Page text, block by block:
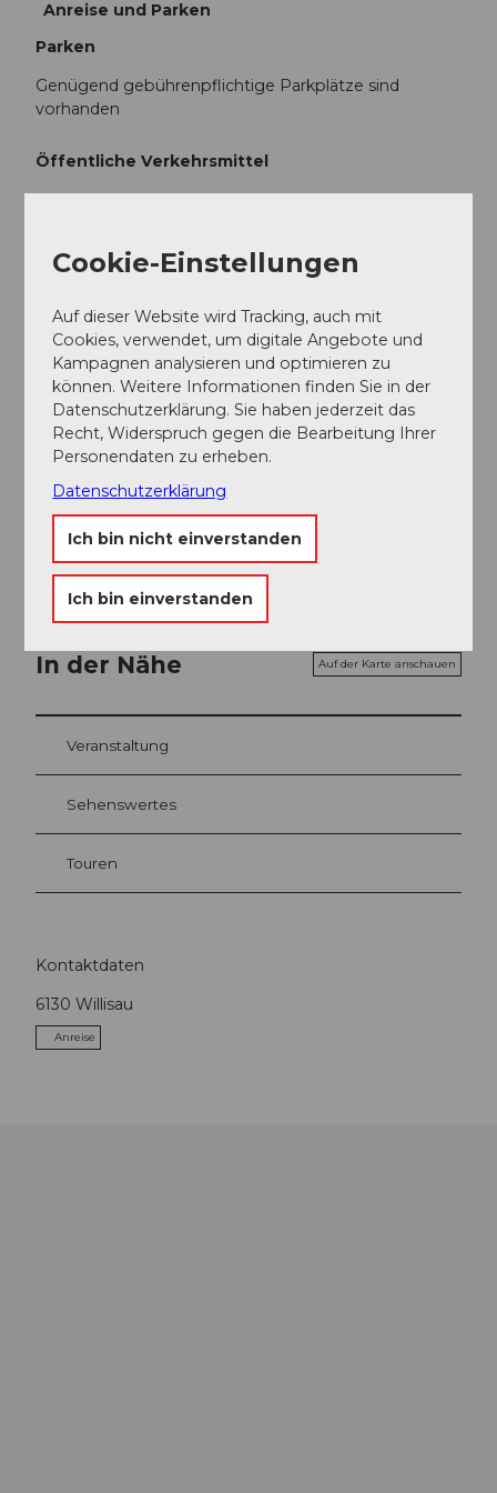
Anreise und Parken
Parken
Genügend gebührenpflichtige Parkplätze sind
vorhanden
Öffentliche Verkehrsmittel
Mit dem Zug nach Willisau
Autor:in
Organisation
Willisau Tourismus
Willisau Tourismus
In der Nähe Auf der Karte anschauen
Veranstaltung
Sehenswertes
Touren
Kontaktdaten
6130 Willisau
Anreise
Cookie-Einstellungen
Auf dieser Website wird Tracking, auch mit
Cookies, verwendet, um digitale Angebote und
Kampagnen analysieren und optimieren zu
können. Weitere Informationen finden Sie in der
Datenschutzerklärung. Sie haben jederzeit das
Recht, Widerspruch gegen die Bearbeitung Ihrer
Personendaten zu erheben.
Datenschutzerklärung
Ich bin nicht einverstanden
Ich bin einverstanden